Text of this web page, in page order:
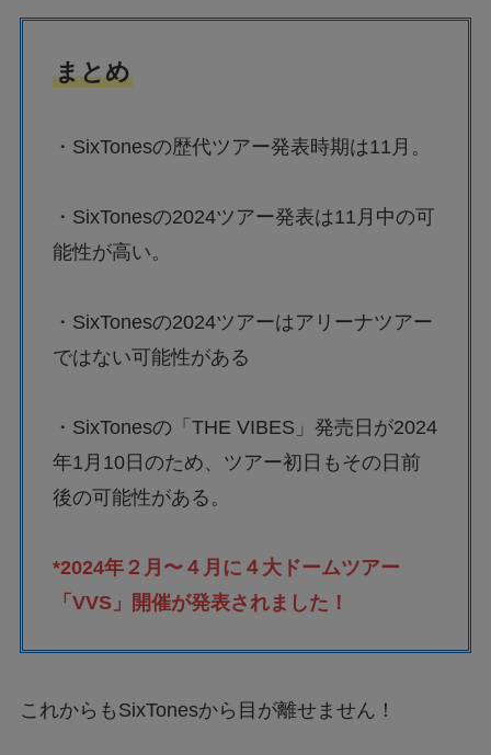
まとめ
・SixTonesの歴代ツアー発表時期は11月。
・SixTonesの2024ツアー発表は11月中の可
能性が高い。
・SixTonesの2024ツアーはアリーナツアー
ではない可能性がある
・SixTonesの「THE VIBES」発売日が2024
年1月10日のため、ツアー初日もその日前
後の可能性がある。
*2024年２月〜４月に４大ドームツアー
「VVS」開催が発表されました！
これからもSixTonesから目が離せません！